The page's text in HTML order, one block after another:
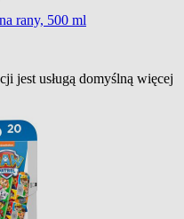
rany, 500 ml
jest usługą domyślną więcej